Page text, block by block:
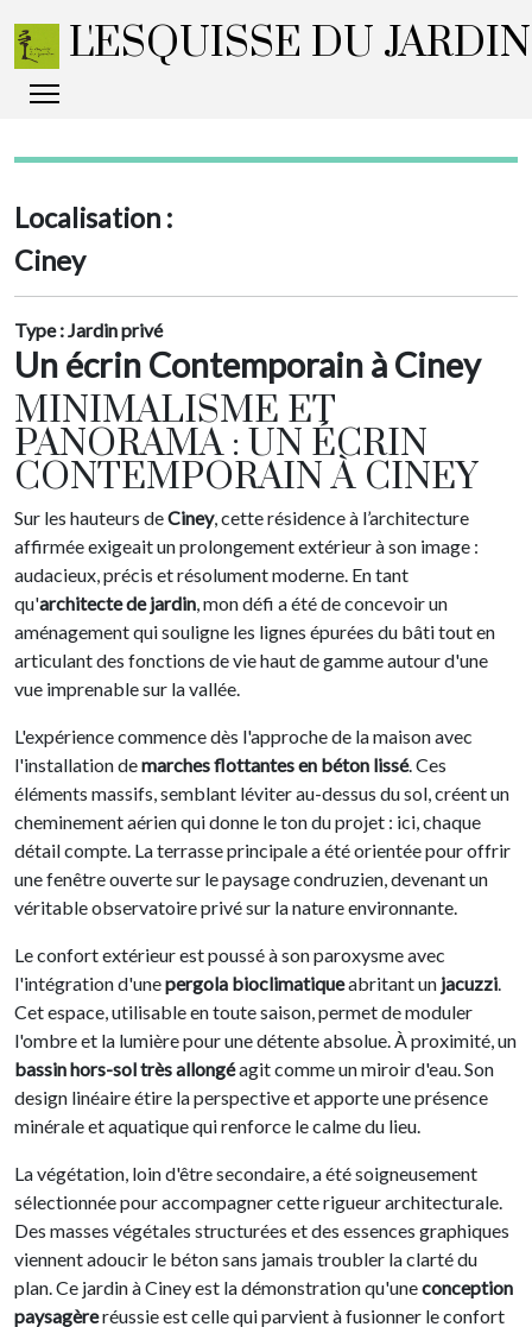
L'ESQUISSE DU
Localisation :
Ciney
Type :Jardin privé
Un écrin Contemporain à Ciney
MINIMALISME ET
PANORAMA : UN ÉCRIN
CONTEMPORAIN À CINEY
Sur les hauteurs deCiney, cette résidence à l’architecture
affirmée exigeait un prolongement extérieur à son image :
audacieux, précis et résolument moderne. En tant
qu'architecte de jardin, mon défi a été de concevoir un
aménagement qui souligne les lignes épurées du bâti tout en
articulant des fonctions de vie haut de gamme autour d'une
vue imprenable sur la vallée.
L'expérience commence dès l'approche de la maison avec
l'installation demarches flottantes en béton lissé. Ces
éléments massifs, semblant léviter au-dessus du sol, créent un
cheminement aérien qui donne le ton du projet : ici, chaque
détail compte. La terrasse principale a été orientée pour offrir
une fenêtre ouverte sur le paysage condruzien, devenant un
véritable observatoire privé sur la nature environnante.
Le confort extérieur est poussé à son paroxysme avec
l'intégration d'unepergola bioclimatiqueabritant un jacuzzi.
Cet espace, utilisable en toute saison, permet de moduler
l'ombre et la lumière pour une détente absolue. À proximité, un
bassin hors-sol très allongéagit comme un miroir d'eau. Son
design linéaire étire la perspective et apporte une présence
minérale et aquatique qui renforce le calme du lieu.
La végétation, loin d'être secondaire, a été soigneusement
sélectionnée pour accompagner cette rigueur architecturale.
Des masses végétales structurées et des essences graphiques
viennent adoucir le béton sans jamais troubler la clarté du
plan. Ce jardin à Ciney est la démonstration qu'uneconception
paysagèreréussie est celle qui parvient à fusionner le confort